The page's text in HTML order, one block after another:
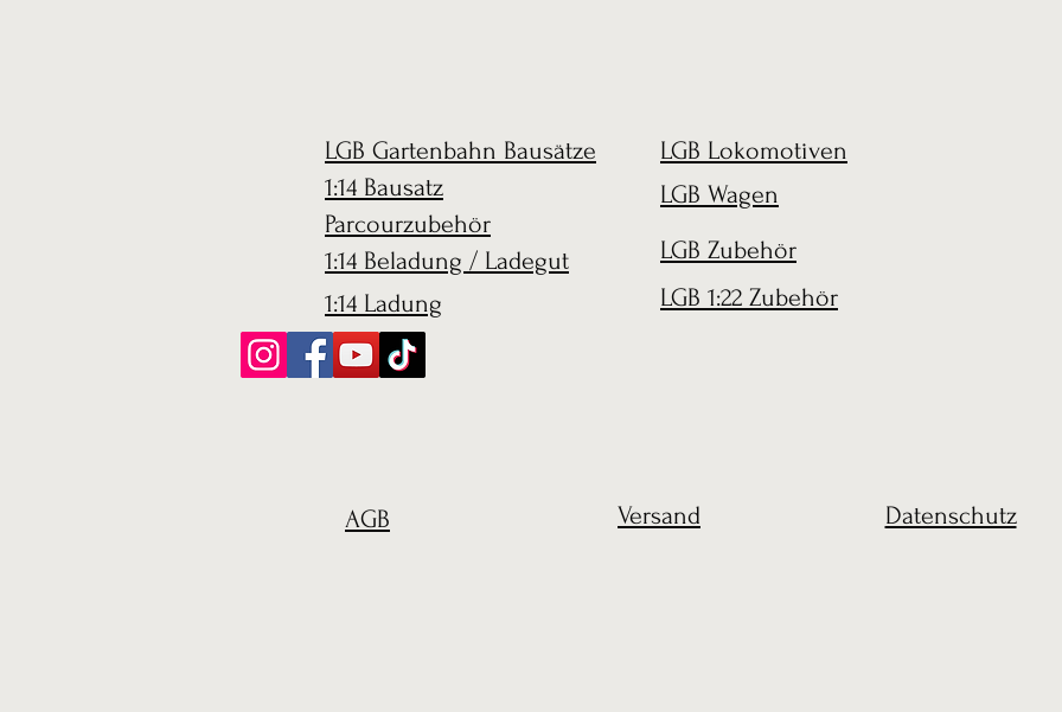
LGB Gartenbahn Bausätze
1:14 Bausatz
Parcourzubehör
1:14 Beladung / Ladegut
1:14 Ladung
LGB Lokomotiven
LGB Wagen
LGB Zubehör
LGB 1:22 Zubehör
AGB Versand Datenschutz